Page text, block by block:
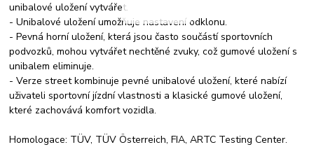
unibalové uložení vytvářet.
- Unibalové uložení umožňuje nastavení odklonu.
- Pevná horní uložení, která jsou často součástí sportovních
podvozků, mohou vytvářet nechtěné zvuky, což gumové uložení s
unibalem eliminuje.
- Verze street kombinuje pevné unibalové uložení, které nabízí
uživateli sportovní jízdní vlastnosti a klasické gumové uložení,
které zachovává komfort vozidla.
Homologace: TÜV, TÜV Österreich, FIA, ARTC Testing Center.